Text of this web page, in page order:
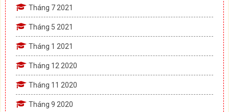
Tháng 7 2021
Tháng 5 2021
Tháng 1 2021
Tháng 12 2020
Tháng 11 2020
Tháng 9 2020